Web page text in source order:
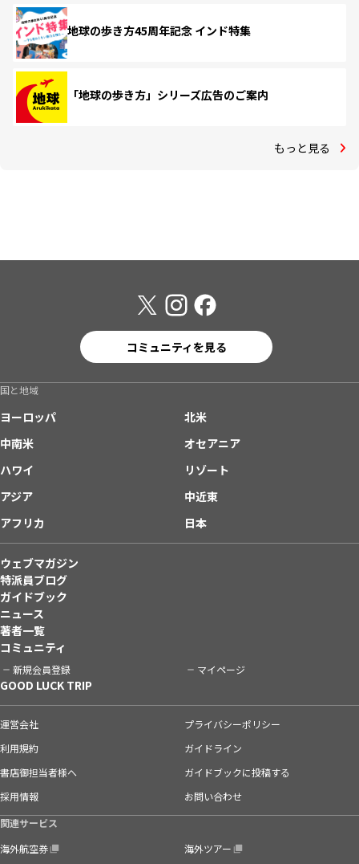
地球の歩き方45周年記念 インド特集
「地球の歩き方」シリーズ広告のご案内
もっと見る
コミュニティを見る
国と地域
ヨーロッパ
北米
中南米
オセアニア
ハワイ
リゾート
アジア
中近東
アフリカ
日本
ウェブマガジン
特派員ブログ
ガイドブック
ニュース
著者一覧
コミュニティ
新規会員登録 マイページ
GOOD LUCK TRIP
運営会社
プライバシーポリシー
利用規約
ガイドライン
書店御担当者様へ
ガイドブックに投稿する
採用情報
お問い合わせ
関連サービス
海外航空券
海外ツアー